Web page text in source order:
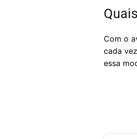
Com o
cada
essa